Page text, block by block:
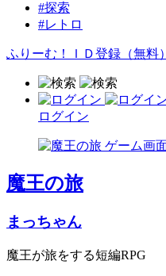
#探索
#レトロ
ふりーむ！ＩＤ登録（無料）
ログイン
魔王の旅
まっちゃん
魔王が旅をする短編RPG